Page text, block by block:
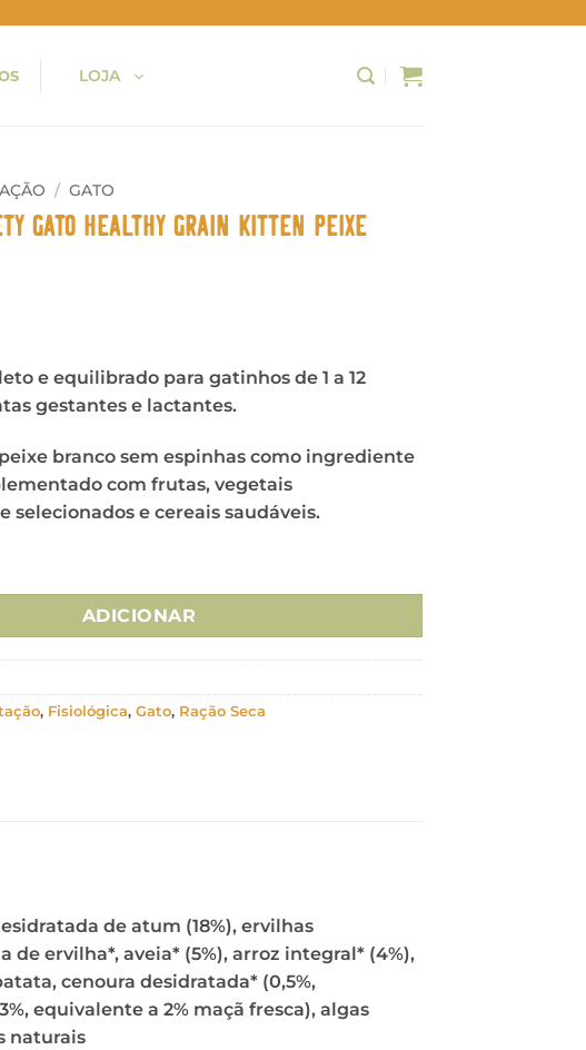
LOJA
/ GATO
Gato Healthy Grain Kitten Peixe
e equilibrado para gatinhos de 1 a 12
gestantes e lactantes.
branco sem espinhas como ingrediente
com frutas, vegetais
selecionados e cereais saudáveis.
Variety Gato Healthy Grain Kitten Peixe Branco 300gr
ADICIONAR
, Fisiológica, Gato, Ração Seca
de atum (18%), ervilhas
de ervilha*, aveia* (5%), arroz integral* (4%),
cenoura desidratada* (0,5%,
equivalente a 2% maçã fresca), algas
naturais